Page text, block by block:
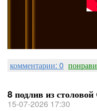
комментарии: 0
8 подлив из
15-07-2026 17:30